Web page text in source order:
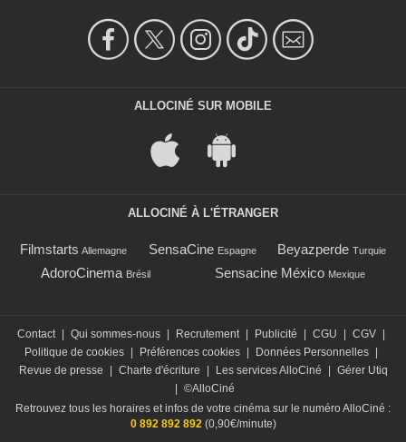
ALLOCINÉ SUR MOBILE
ALLOCINÉ À L'ÉTRANGER
Filmstarts Allemagne SensaCine Espagne Beyazperde Turquie
AdoroCinema Brésil Sensacine México Mexique
Contact Qui sommes-nous Recrutement Publicité CGU CGV
Politique de cookies
Préférences cookies Données Personnelles
Revue de presse
Charte d'écriture Les services AlloCiné
Gérer Utiq
©AlloCiné
Retrouvez tous les horaires et infos de votre cinéma sur le numéro AlloCiné :
0 892 892 892(0,90€/minute)